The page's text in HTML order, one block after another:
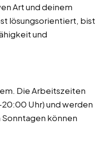
Art und deinem
lösungsorientiert, bist
und
Die Arbeitszeiten
Uhr) und werden
können